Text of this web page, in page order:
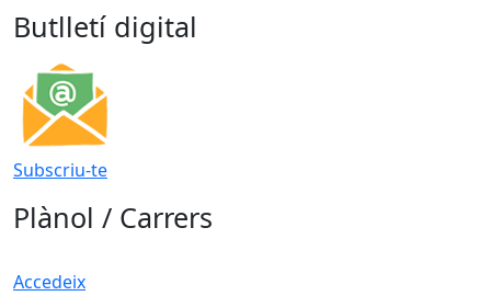
Butlletí digital
Subscriu-te
Plànol / Carrers
Accedeix